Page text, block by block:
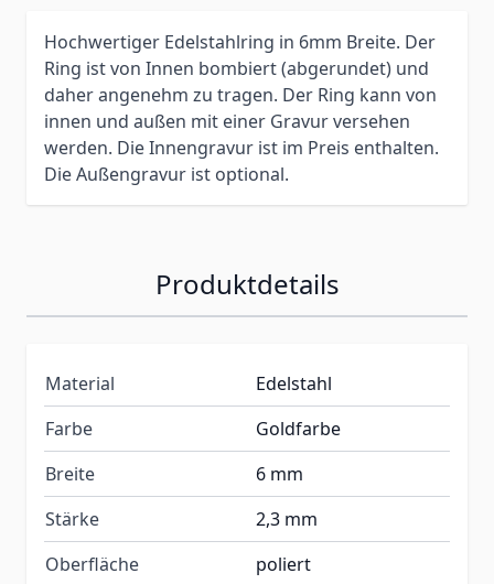
Hochwertiger Edelstahlring in 6mm Breite. Der
Ring ist von Innen bombiert (abgerundet) und
daher angenehm zu tragen. Der Ring kann von
innen und außen mit einer Gravur versehen
werden. Die Innengravur ist im Preis enthalten.
Die Außengravur ist optional.
Produktdetails
Material
Edelstahl
Farbe
Goldfarbe
Breite
6 mm
Stärke
2,3 mm
Oberfläche
poliert